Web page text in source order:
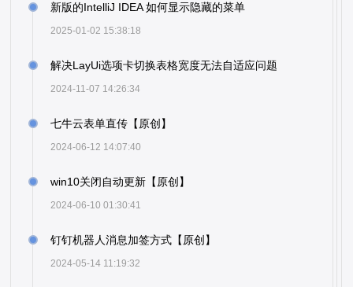
新版的IntelliJ IDEA 如何显示隐藏的菜单
2025-01-02 15:38:18
解决LayUi选项卡切换表格宽度无法自适应问题
2024-11-07 14:26:34
七牛云表单直传【原创】
2024-06-12 14:07:40
win10关闭自动更新【原创】
2024-06-10 01:30:41
钉钉机器人消息加签方式【原创】
2024-05-14 11:19:32